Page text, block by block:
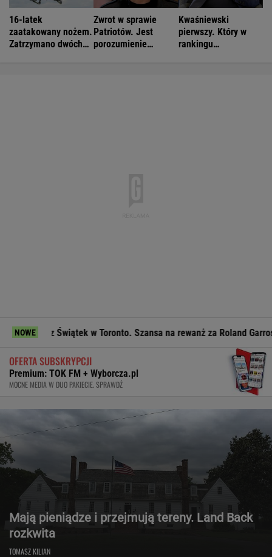
16-latek
zaatakowany nożem.
Zatrzymano dwóch
Zwrot w sprawie
Patriotów. Jest
porozumienie
Kwaśniewski
pierwszy. Który w
rankingu
NOWE
Świątek w Toronto. Szansa na rewanż za Roland Garros
OFERTA SUBSKRYPCJI
Premium: TOK FM + Wyborcza.pl
MOCNE MEDIA W DUO PAKIECIE. SPRAWDŹ
Mają pieniądze i przejmują tereny. Land Back
rozkwita
TOMASZ KILIAN